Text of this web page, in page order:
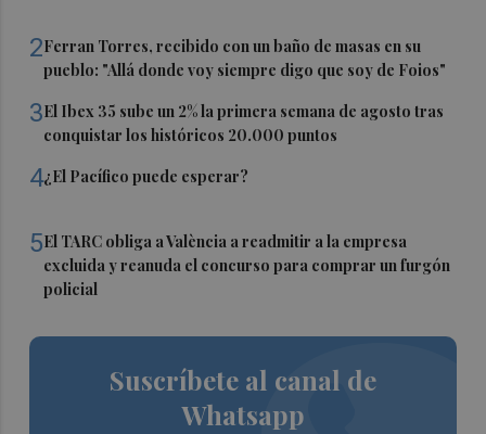
2Ferran Torres, recibido con un baño de masas en su
pueblo: "Allá donde voy siempre digo que soy de Foios"
3El Ibex 35 sube un 2% la primera semana de agosto tras
conquistar los históricos 20.000 puntos
4¿El Pacífico puede esperar?
5El TARC obliga a València a readmitir a la empresa
excluida y reanuda el concurso para comprar un furgón
policial
Suscríbete al canal de
Whatsapp